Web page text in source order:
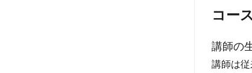
コー
講師の
講師は